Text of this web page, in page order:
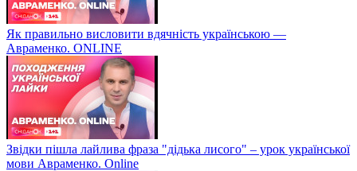
Як правильно висловити вдячність українською —
Авраменко. ONLINE
Звідки пішла лайлива фраза "дідька лисого" – урок української
мови Авраменко. Online